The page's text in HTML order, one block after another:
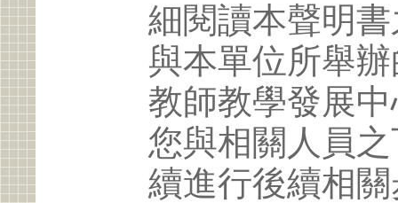
細閱讀本聲明
與本單位所舉
教師教學發展
您與相關人員
續進行後續相